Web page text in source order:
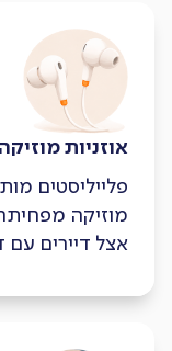
אוזניות
פלייליסטים
מוזיקה
אצל דיירים עם